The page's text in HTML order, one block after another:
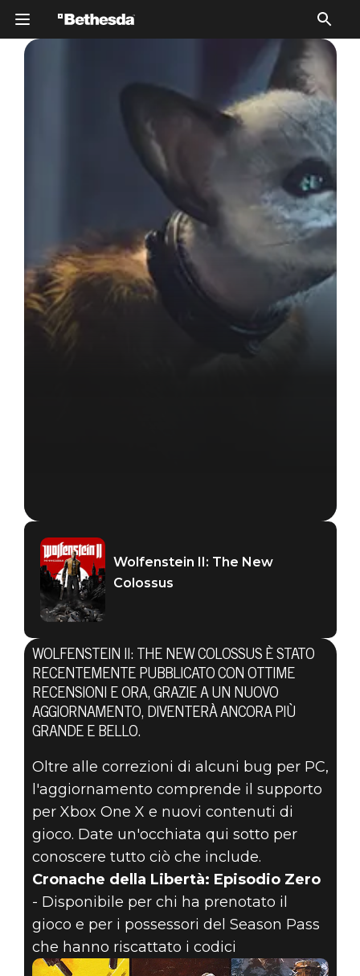
Wolfenstein II: The New Colossus
06 novembre 2017
WOLFENSTEIN II:
THE NEW
COLOSSUS –
PRIMO
AGGIORNAMENTO
IMPORTANTE
Wolfenstein II: The New
Colossus
WOLFENSTEIN II: THE NEW COLOSSUS È STATO
RECENTEMENTE PUBBLICATO CON OTTIME
RECENSIONI E ORA, GRAZIE A UN NUOVO
AGGIORNAMENTO, DIVENTERÀ ANCORA PIÙ
GRANDE E BELLO.
Oltre alle correzioni di alcuni bug per PC,
l'aggiornamento comprende il supporto
per Xbox One X e nuovi contenuti di
gioco. Date un'occhiata qui sotto per
conoscere tutto ciò che include.
Cronache della Libertà: Episodio Zero
- Disponibile per chi ha prenotato il
gioco e per i possessori del Season Pass
che hanno riscattato i codici